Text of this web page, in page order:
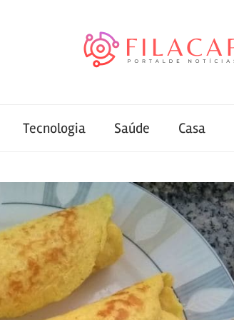
Tecnologia Saúde Casa